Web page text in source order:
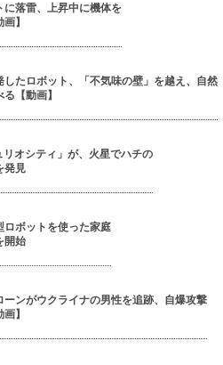
に落雷、上昇中に機体を
】
したロボット、「不気味の壁」を越え、自然
【動画】
オシティ」が、火星でハチの
発見
ロボットを使った家庭
開始
ーンがウクライナの男性を追跡、自爆攻撃
】